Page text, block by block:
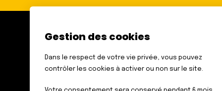
FÉDÉRATION DES AVEUGLES
6 RUE GAGER GABILLOT
75015 PARIS
Gestion des cookies
Dans le respect de votre vie privée, vous pouvez
contrôler les cookies à activer ou non sur le site.